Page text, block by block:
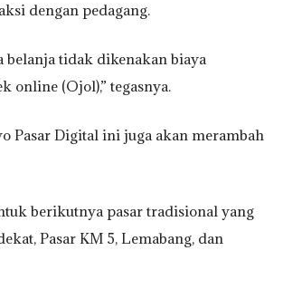
dengan pedagang.
belanja tidak dikenakan biaya
online (Ojol),” tegasnya.
Pasar Digital ini juga akan merambah
berikutnya pasar tradisional yang
Pasar KM 5, Lemabang, dan